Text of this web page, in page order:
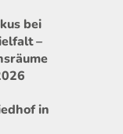
bei
–
in